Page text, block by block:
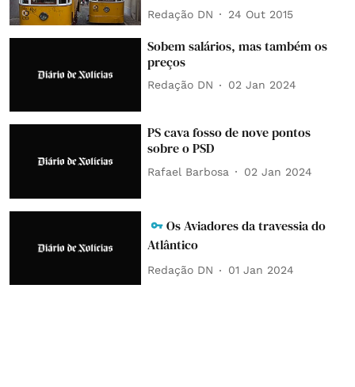
Redação DN 24 Out 2015
Sobem salários, mas também os
preços
Redação DN 02 Jan 2024
PS cava fosso de nove pontos
sobre o PSD
Rafael Barbosa 02 Jan 2024
Os Aviadores da travessia do
Atlântico
Redação DN 01 Jan 2024